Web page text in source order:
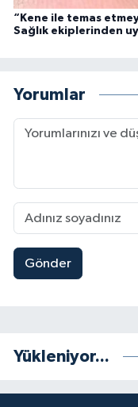
“Kene ile temas
Sağlık ekiplerinden
Yorumlar
Gönder
Yükleniyor...